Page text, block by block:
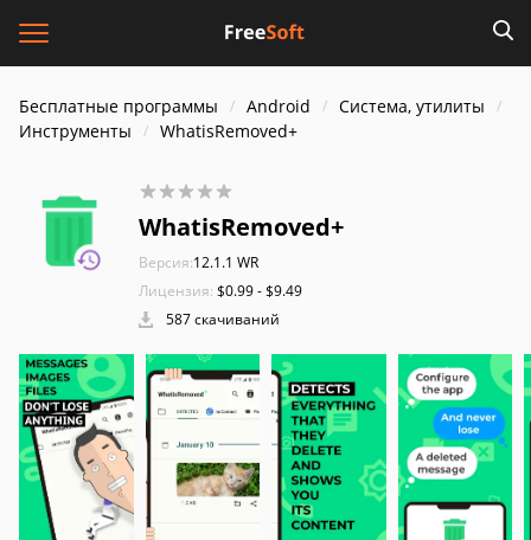
Бесплатные программы Android
Система, утилиты
Инструменты
WhatisRemoved+
WhatisRemoved+
Версия:12.1.1 WR
Лицензия: $0.99 - $9.49
587 скачиваний